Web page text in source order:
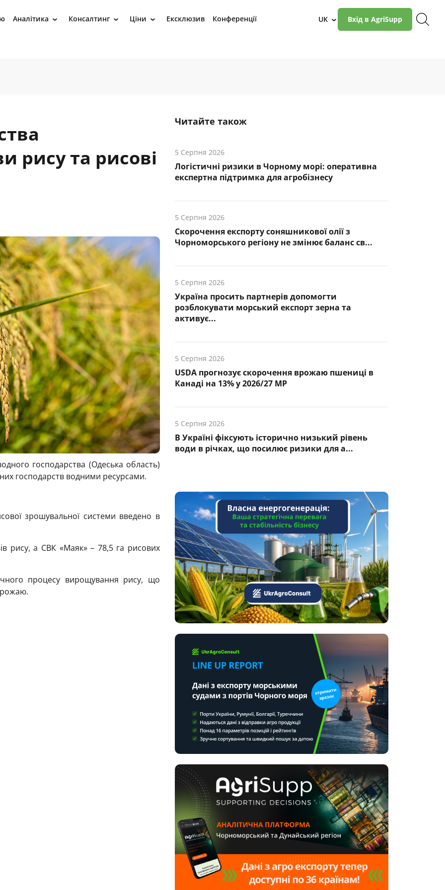
Аналітика › Консалтинг › Ціни › Ексклюзив Конференції UK › Вхід в AgriSupp
рису та рисові
господарства (Одеська область)
господарств водними ресурсами.
зрошувальної системи введено в
рису, а СВК «Маяк» – 78,5 га рисових
процесу вирощування рису, що
Читайте також
5 Серпня 2026
Логістичні ризики в Чорному морі: оперативна
експертна підтримка для агробізнесу
5 Серпня 2026
Скорочення експорту соняшникової олії з
Чорноморського регіону не змінює баланс св...
5 Серпня 2026
Україна просить партнерів допомогти
розблокувати морський експорт зерна та
активує...
5 Серпня 2026
USDA прогнозує скорочення врожаю пшениці в
Канаді на 13% у 2026/27 МР
5 Серпня 2026
В Україні фіксують історично низький рівень
води в річках, що посилює ризики для а...